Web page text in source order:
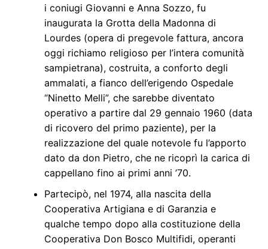
i coniugi Giovanni e Anna Sozzo, fu
inaugurata la Grotta della Madonna di
Lourdes (opera di pregevole fattura, ancora
oggi richiamo religioso per l’intera comunità
sampietrana), costruita, a conforto degli
ammalati, a fianco dell’erigendo Ospedale
“Ninetto Melli”, che sarebbe diventato
operativo a partire dal 29 gennaio 1960 (data
di ricovero del primo paziente), per la
realizzazione del quale notevole fu l’apporto
dato da don Pietro, che ne ricoprì la carica di
cappellano fino ai primi anni ’70.
Partecipò, nel 1974, alla nascita della
Cooperativa Artigiana e di Garanzia e
qualche tempo dopo alla costituzione della
Cooperativa Don Bosco Multifidi, operanti